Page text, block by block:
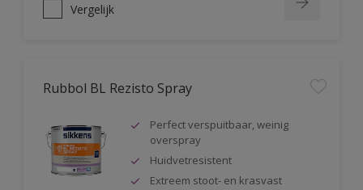
Vergelijk
Rubbol BL Rezisto Spray
Perfect verspuitbaar, weinig
overspray
Huidvetresistent
Extreem stoot- en krasvast